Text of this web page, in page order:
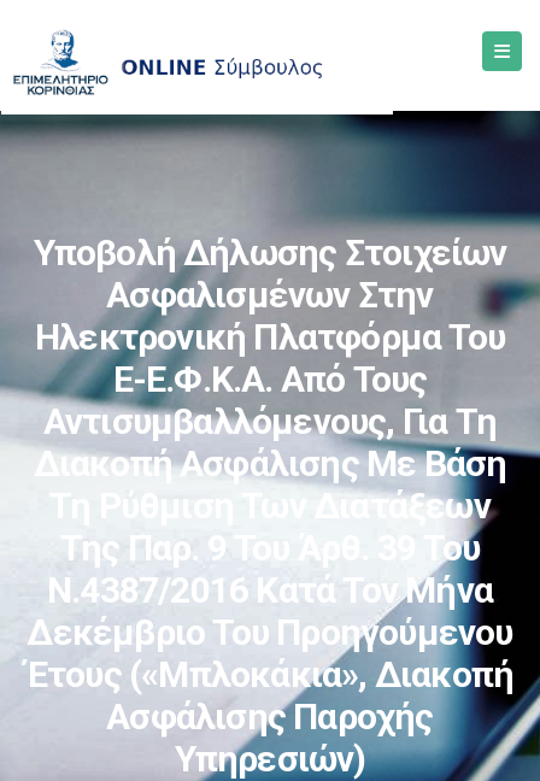
Υποβολή Δήλωσης Στοιχείων
Ασφαλισμένων Στην
Ηλεκτρονική Πλατφόρμα Του
E-Ε.Φ.Κ.Α. Από Τους
Αντισυμβαλλόμενους, Για Τη
Διακοπή Ασφάλισης Με Βάση
Τη Ρύθμιση Των Διατάξεων
Της Παρ. 9 Του Άρθ. 39 Του
Ν.4387/2016 Κατά Τον Μήνα
Δεκέμβριο Του Προηγούμενου
Έτους («μπλοκάκια», Διακοπή
Ασφάλισης Παροχής
Υπηρεσιών)